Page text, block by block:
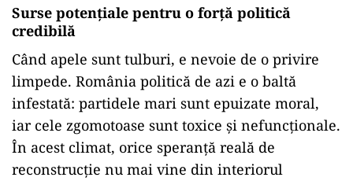
Surse potențiale pentru o forță politică
credibilă
Când apele sunt tulburi, e nevoie de o privire
limpede. România politică de azi e o baltă
infestată: partidele mari sunt epuizate moral,
iar cele zgomotoase sunt toxice și nefuncționale.
În acest climat, orice speranță reală de
reconstrucție nu mai vine din interiorul